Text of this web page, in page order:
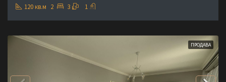
120 кв.м 2 3 1
ПРОДАВА